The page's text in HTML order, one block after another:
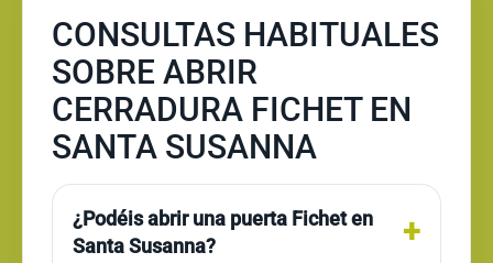
CONSULTAS HABITUALES
SOBRE ABRIR
CERRADURA FICHET EN
SANTA SUSANNA
¿Podéis abrir una puerta Fichet en
Santa Susanna?